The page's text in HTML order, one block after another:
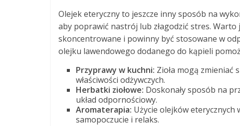
Olejek eteryczny to jeszcze inny sposób na
aby poprawić nastrój lub złagodzić stres.
skoncentrowane i powinny być stosowane w
olejku lawendowego dodanego do kąpieli
Przyprawy w kuchni: Zioła mogą zmieniać
właściwości odżywczych.
Herbatki ziołowe: Doskonały sposób na
układ odpornościowy.
Aromaterapia: Użycie olejków eterycznych
samopoczucie i relaks.